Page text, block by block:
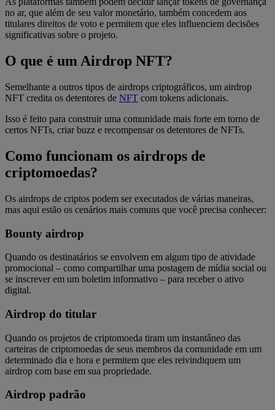
no ar, que além de seu valor monetário, também concedem aos
titulares direitos de voto e permitem que eles influenciem decisões
significativas sobre o projeto.
O que é um Airdrop NFT?
Semelhante a outros tipos de airdrops criptográficos, um airdrop
NFT credita os detentores de NFT com tokens adicionais.
Isso é feito para construir uma comunidade mais forte em torno de
certos NFTs, criar buzz e recompensar os detentores de NFTs.
Como funcionam os airdrops de
criptomoedas?
Os airdrops de criptos podem ser executados de várias maneiras,
mas aqui estão os cenários mais comuns que você precisa conhecer:
Bounty airdrop
Quando os destinatários se envolvem em algum tipo de atividade
promocional – como compartilhar uma postagem de mídia social ou
se inscrever em um boletim informativo – para receber o ativo
digital.
Airdrop do titular
Quando os projetos de criptomoeda tiram um instantâneo das
carteiras de criptomoedas de seus membros da comunidade em um
determinado dia e hora e permitem que eles reivindiquem um
airdrop com base em sua propriedade.
Airdrop padrão